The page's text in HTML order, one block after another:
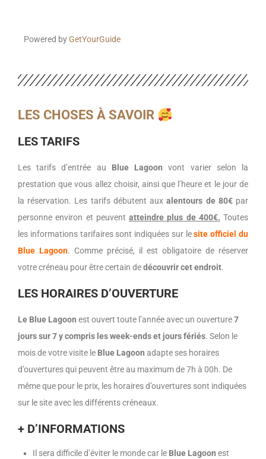
Powered byGetYourGuide
LES CHOSES À SAVOIR
LES TARIFS
Les tarifs d’entrée au Blue Lagoon vont varier selon la
prestation que vous allez choisir, ainsi que l’heure et le jour de
la réservation. Les tarifs débutent auxalentours de 80€par
personne environ et peuvent atteindre plus de 400€. Toutes
les informations tarifaires sont indiquées sur lesite officiel du
Blue Lagoon. Comme précisé, il est obligatoire de réserver
votre créneau pour être certain dedécouvrir cet endroit.
LES HORAIRES D’OUVERTURE
Le Blue Lagoon est ouvert toute l’année avec un ouverture7
jours sur 7 y compris les week-ends et jours fériés. Selon le
mois de votre visite le Blue Lagoon adapte ses horaires
d’ouvertures qui peuvent être au maximum de 7h à 00h. De
même que pour le prix, les horaires d’ouvertures sont indiquées
sur le site avec les différents créneaux.
+ D’INFORMATIONS
Il sera difficile d’éviter le monde car le Blue Lagoon est